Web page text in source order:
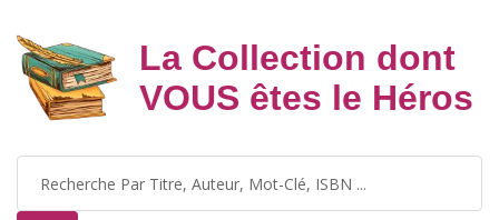
La Collection dont
VOUS êtes le Héros